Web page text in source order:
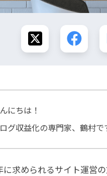
にちは！
グ収益化の専門家、鶴村で
求められるサイト運営の